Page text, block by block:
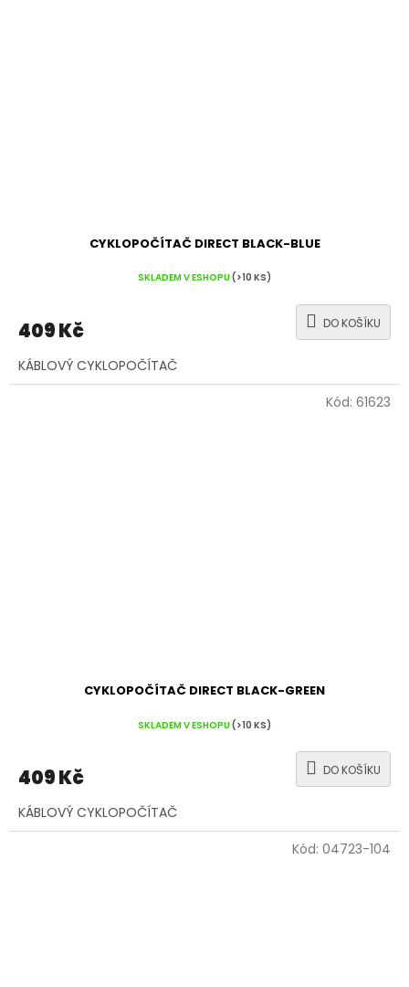
CYKLOPOČÍTAČ DIRECT BLACK-BLUE
SKLADEM V ESHOPU(>10 KS)
409 Kč DO KOŠÍKU
KÁBLOVÝ CYKLOPOČÍTAČ
CYKLOPOČÍTAČ DIRECT BLACK-GREEN
SKLADEM V ESHOPU(>10 KS)
409 Kč DO KOŠÍKU
KÁBLOVÝ CYKLOPOČÍTAČ
Kód: 61623
Kód: 04723-104